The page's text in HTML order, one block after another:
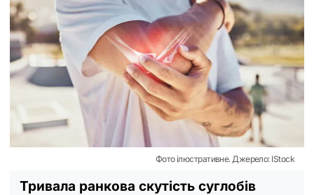
Фото ілюстративне. Джерело: IStock
Тривала ранкова скутість суглобів